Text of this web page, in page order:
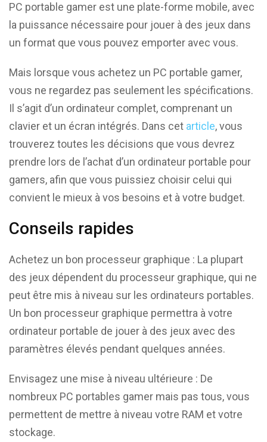
PC portable gamer est une plate-forme mobile, avec
la puissance nécessaire pour jouer à des jeux dans
un format que vous pouvez emporter avec vous.
Mais lorsque vous achetez un PC portable gamer,
vous ne regardez pas seulement les spécifications.
Il s’agit d’un ordinateur complet, comprenant un
clavier et un écran intégrés. Dans cet article, vous
trouverez toutes les décisions que vous devrez
prendre lors de l’achat d’un ordinateur portable pour
gamers, afin que vous puissiez choisir celui qui
convient le mieux à vos besoins et à votre budget.
Conseils rapides
Achetez un bon processeur graphique : La plupart
des jeux dépendent du processeur graphique, qui ne
peut être mis à niveau sur les ordinateurs portables.
Un bon processeur graphique permettra à votre
ordinateur portable de jouer à des jeux avec des
paramètres élevés pendant quelques années.
Envisagez une mise à niveau ultérieure : De
nombreux PC portables gamer mais pas tous, vous
permettent de mettre à niveau votre RAM et votre
stockage.